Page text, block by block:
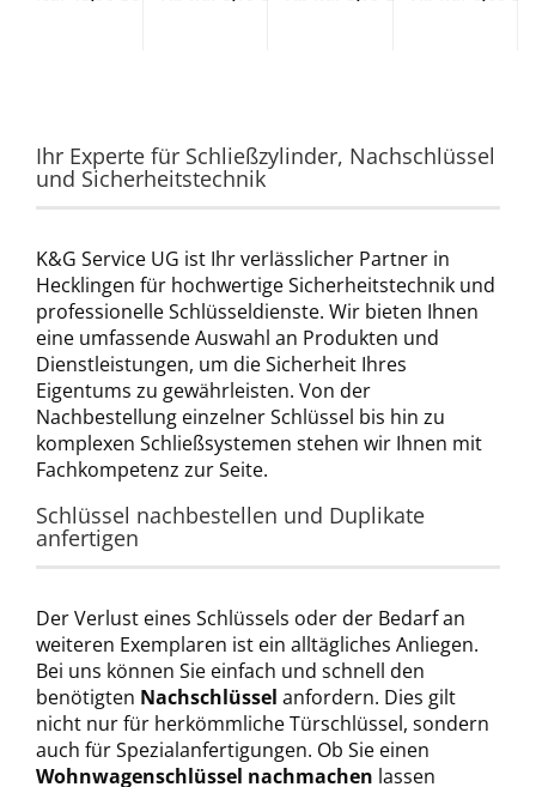
Ihr Experte für Schließzylinder, Nachschlüssel
und Sicherheitstechnik
K&G Service UG ist Ihr verlässlicher Partner in
Hecklingen für hochwertige Sicherheitstechnik und
professionelle Schlüsseldienste. Wir bieten Ihnen
eine umfassende Auswahl an Produkten und
Dienstleistungen, um die Sicherheit Ihres
Eigentums zu gewährleisten. Von der
Nachbestellung einzelner Schlüssel bis hin zu
komplexen Schließsystemen stehen wir Ihnen mit
Fachkompetenz zur Seite.
Schlüssel nachbestellen und Duplikate
anfertigen
Der Verlust eines Schlüssels oder der Bedarf an
weiteren Exemplaren ist ein alltägliches Anliegen.
Bei uns können Sie einfach und schnell den
benötigten Nachschlüssel anfordern. Dies gilt
nicht nur für herkömmliche Türschlüssel, sondern
Wohnwagenschlüssel nachmachen lassen